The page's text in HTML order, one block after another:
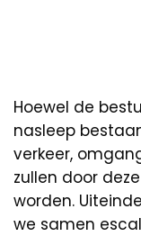
Hoewel de
nasleep
verkeer,
zullen door
worden.
we samen